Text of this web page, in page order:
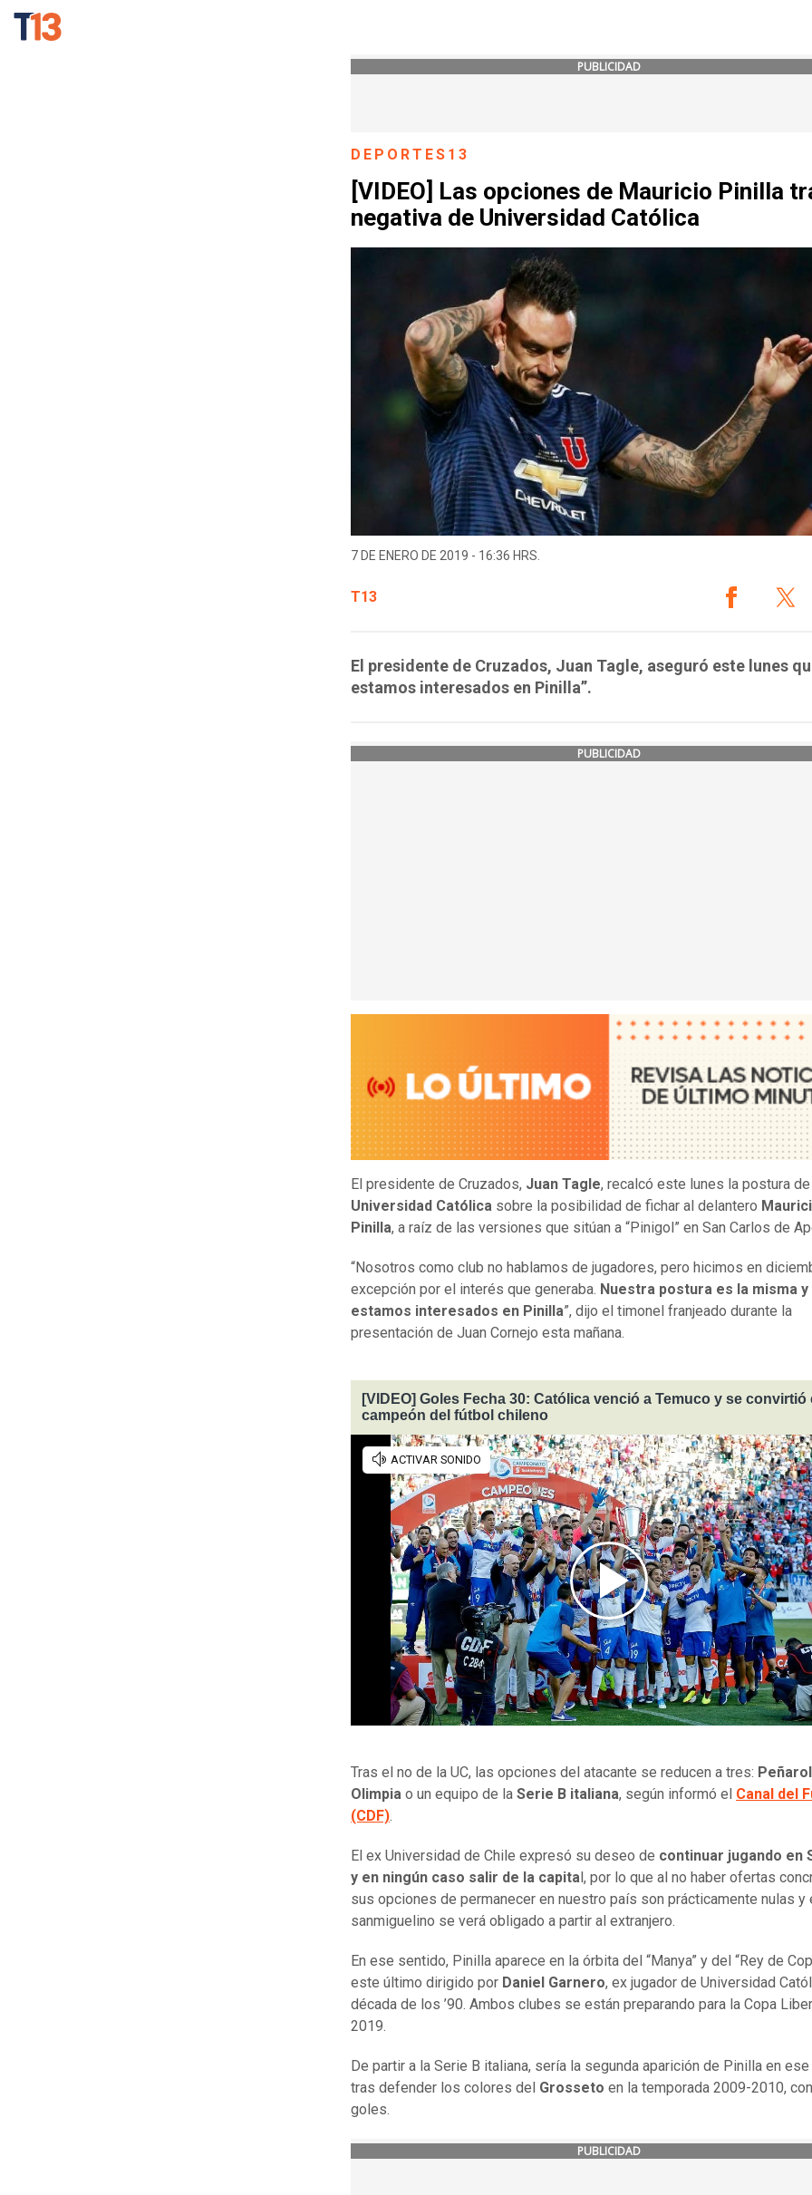
PUBLICIDAD
DEPORTES13
[VIDEO] Las opciones de Mauricio Pinilla
negativa de Universidad Católica
7 DE ENERO DE 2019 - 16:36 HRS.
T13
El presidente de Cruzados, Juan Tagle, aseguró este lunes
estamos interesados en Pinilla”.
PUBLICIDAD
El presidente de Cruzados, Juan Tagle, recalcó este lunes la postura de
Universidad Católica sobre la posibilidad de fichar al delantero
Pinilla, a raíz de las versiones que sitúan a “Pinigol” en San Carlos de
“Nosotros como club no hablamos de jugadores, pero hicimos en
excepción por el interés que generaba. Nuestra postura es la misma y
estamos interesados en Pinilla”, dijo el timonel franjeado durante la
presentación de Juan Cornejo esta mañana.
[VIDEO] Goles Fecha 30: Católica venció a Temuco y se convirtió
campeón del fútbol chileno
Tras el no de la UC, las opciones del atacante se reducen a tres: Peñarol
Olimpia o un equipo de la Serie B italiana, según informó el Canal del
(CDF)
El ex Universidad de Chile expresó su deseo de continuar jugando en
y en ningún caso salir de la capital, por lo que al no haber ofertas
sus opciones de permanecer en nuestro país son prácticamente nulas y
sanmiguelino se verá obligado a partir al extranjero.
En ese sentido, Pinilla aparece en la órbita del “Manya” y del “Rey de
este último dirigido por Daniel Garnero, ex jugador de Universidad
década de los ’90. Ambos clubes se están preparando para la Copa
2019.
De partir a la Serie B italiana, sería la segunda aparición de Pinilla en
tras defender los colores del Grosseto en la temporada 2009-2010,
goles.
PUBLICIDAD